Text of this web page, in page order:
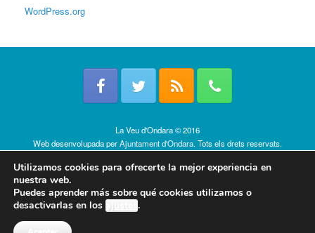
WordPress.org
La Veu d'Ondara © 2016
Web desenvolupada perAjuntament d'Ondara. Tots els drets reservats.
Utilizamos cookies para ofrecerte la mejor experiencia en
nuestra web.
Puedes aprender más sobre qué cookies utilizamos o
desactivarlas en los ajustes.